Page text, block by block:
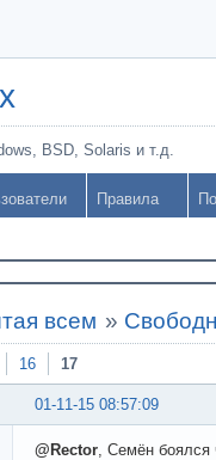
BSD, Solaris и т.д.
Правила
всем »
16 17
01-11-15 08:57:09
@Rector , Семён